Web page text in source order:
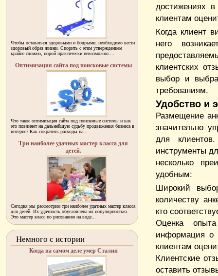
достижениях
клиентам
Когда клиент
него
клиентских
выбор и
требованиям.
Удобство и
Размещение
значительно
для
инструменты
несколько
удобным:
Широкий
количеству
кто
Оценка
информация о
клиентам
Клиентские
оставить
Чтобы оставаться здоровыми и бодрыми, необходимо вести
здоровый образ жизни. Спорить с этим утверждением
крайне сложно, порой практически невозможно....
Оптимизация сайта под поисковые системы
Что такое оптимизация сайта под поисковые системы и как
это повлияет на дальнейшую судьбу продвижения бизнеса в
интерне? Как сократить расходы на...
Три наиболее удачных мастер класса для
детей.
Сегодня мы рассмотрим три наиболее удачных мастер класса
для детей. Их удачность обусловлена их популярностью.
Это мастер класс по рисованию на воде...
Немного с истории
Когда на самом деле умер Сталин